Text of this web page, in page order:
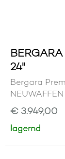
24"
Bergara
€ 3.949,00
lagernd